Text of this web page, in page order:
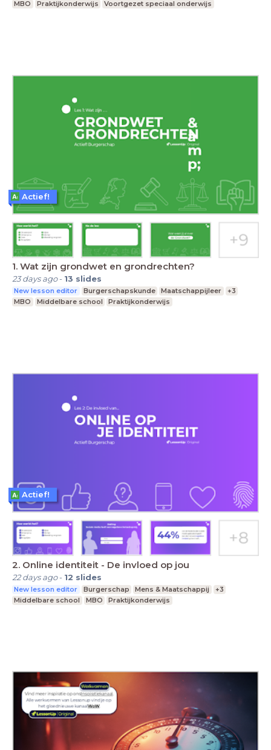
MBO Praktijkonderwijs Voortgezet speciaal onderwijs
1. Wat zijn grondwet en grondrechten?
23 days ago- 13 slides
New lesson editor Burgerschapskunde Maatschappijleer
+3
MBO
Middelbare school Praktijkonderwijs
Actief!
2. Online identiteit - De invloed op jou
22 days ago- 12 slides
New lesson editor Burgerschap Mens & Maatschappij
+3
Middelbare school
MBO Praktijkonderwijs
Actief!